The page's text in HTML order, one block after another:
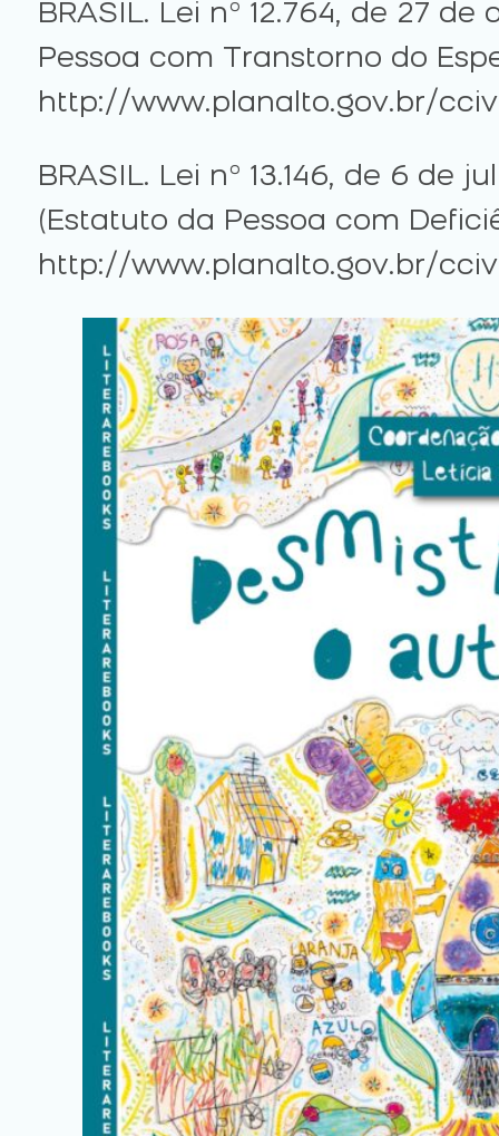
BRASIL. Lei nº 12.764, de 27
Pessoa com Transtorno do
http://www.planalto.gov.br/
BRASIL. Lei nº 13.146, de 6 de
(Estatuto da Pessoa com
http://www.planalto.gov.br/